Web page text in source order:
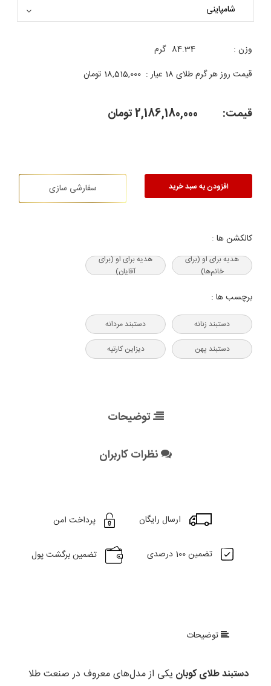
وزن : 84.34 گرم
قیمت روز هر گرم طلای 18 عیار :
18,515,000 تومان
قیمت: 2,186,180,000تومان
افزودن به سبد خرید سفارشی سازی
کالکشن ها :
هدیه‌ برای او (برای
خانم‌ها)
هدیه‌ برای او (برای
آقایان)
برچسب ها :
دستبند زنانه دستبند مردانه
دستبند پهن دیزاین کارتیه
توضیحات
نظرات کاربران
ارسال رایگان پرداخت امن
تضمین 100 درصدی تضمین برگشت پول
توضیحات
دستبند طلای کوبان یکی از مدل‌های معروف در صنعت طلا